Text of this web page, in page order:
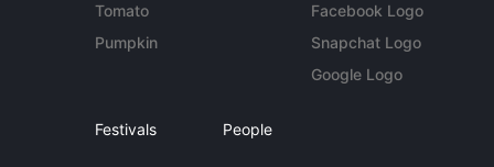
Tomato
Pumpkin
Facebook Logo
Snapchat Logo
Google Logo
Festivals People